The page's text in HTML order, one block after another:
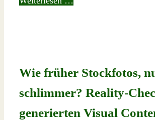
Wie früher Stockfotos,
schlimmer? Reality-
generierten Visual